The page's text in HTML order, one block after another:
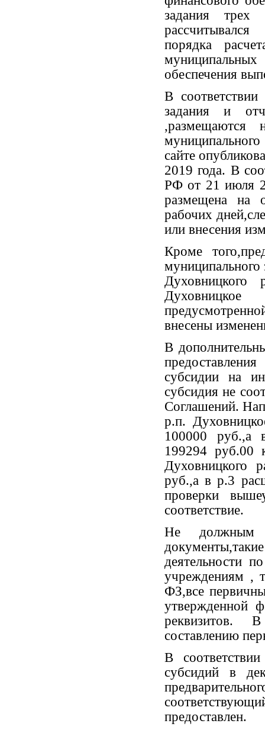
задания трех
порядка
обеспечения
В
задания и
,размещаются
сайте
2019 года. В
РФ от 21 июля
размещена на
рабочих
или внесения
Кроме
внесены
В
субсидии на
субсидия не
Соглашений.
р.п.
100000 руб.,а
199294
Духовницкого
руб.,а в р.3
проверки
соответствие.
Не должным
деятельности
учреждениям ,
ФЗ,все
утвержденной
реквизитов.
составлению
В
субсидий в
предоставлен.